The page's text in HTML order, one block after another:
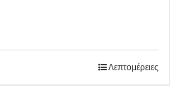
Λεπτομέρειες